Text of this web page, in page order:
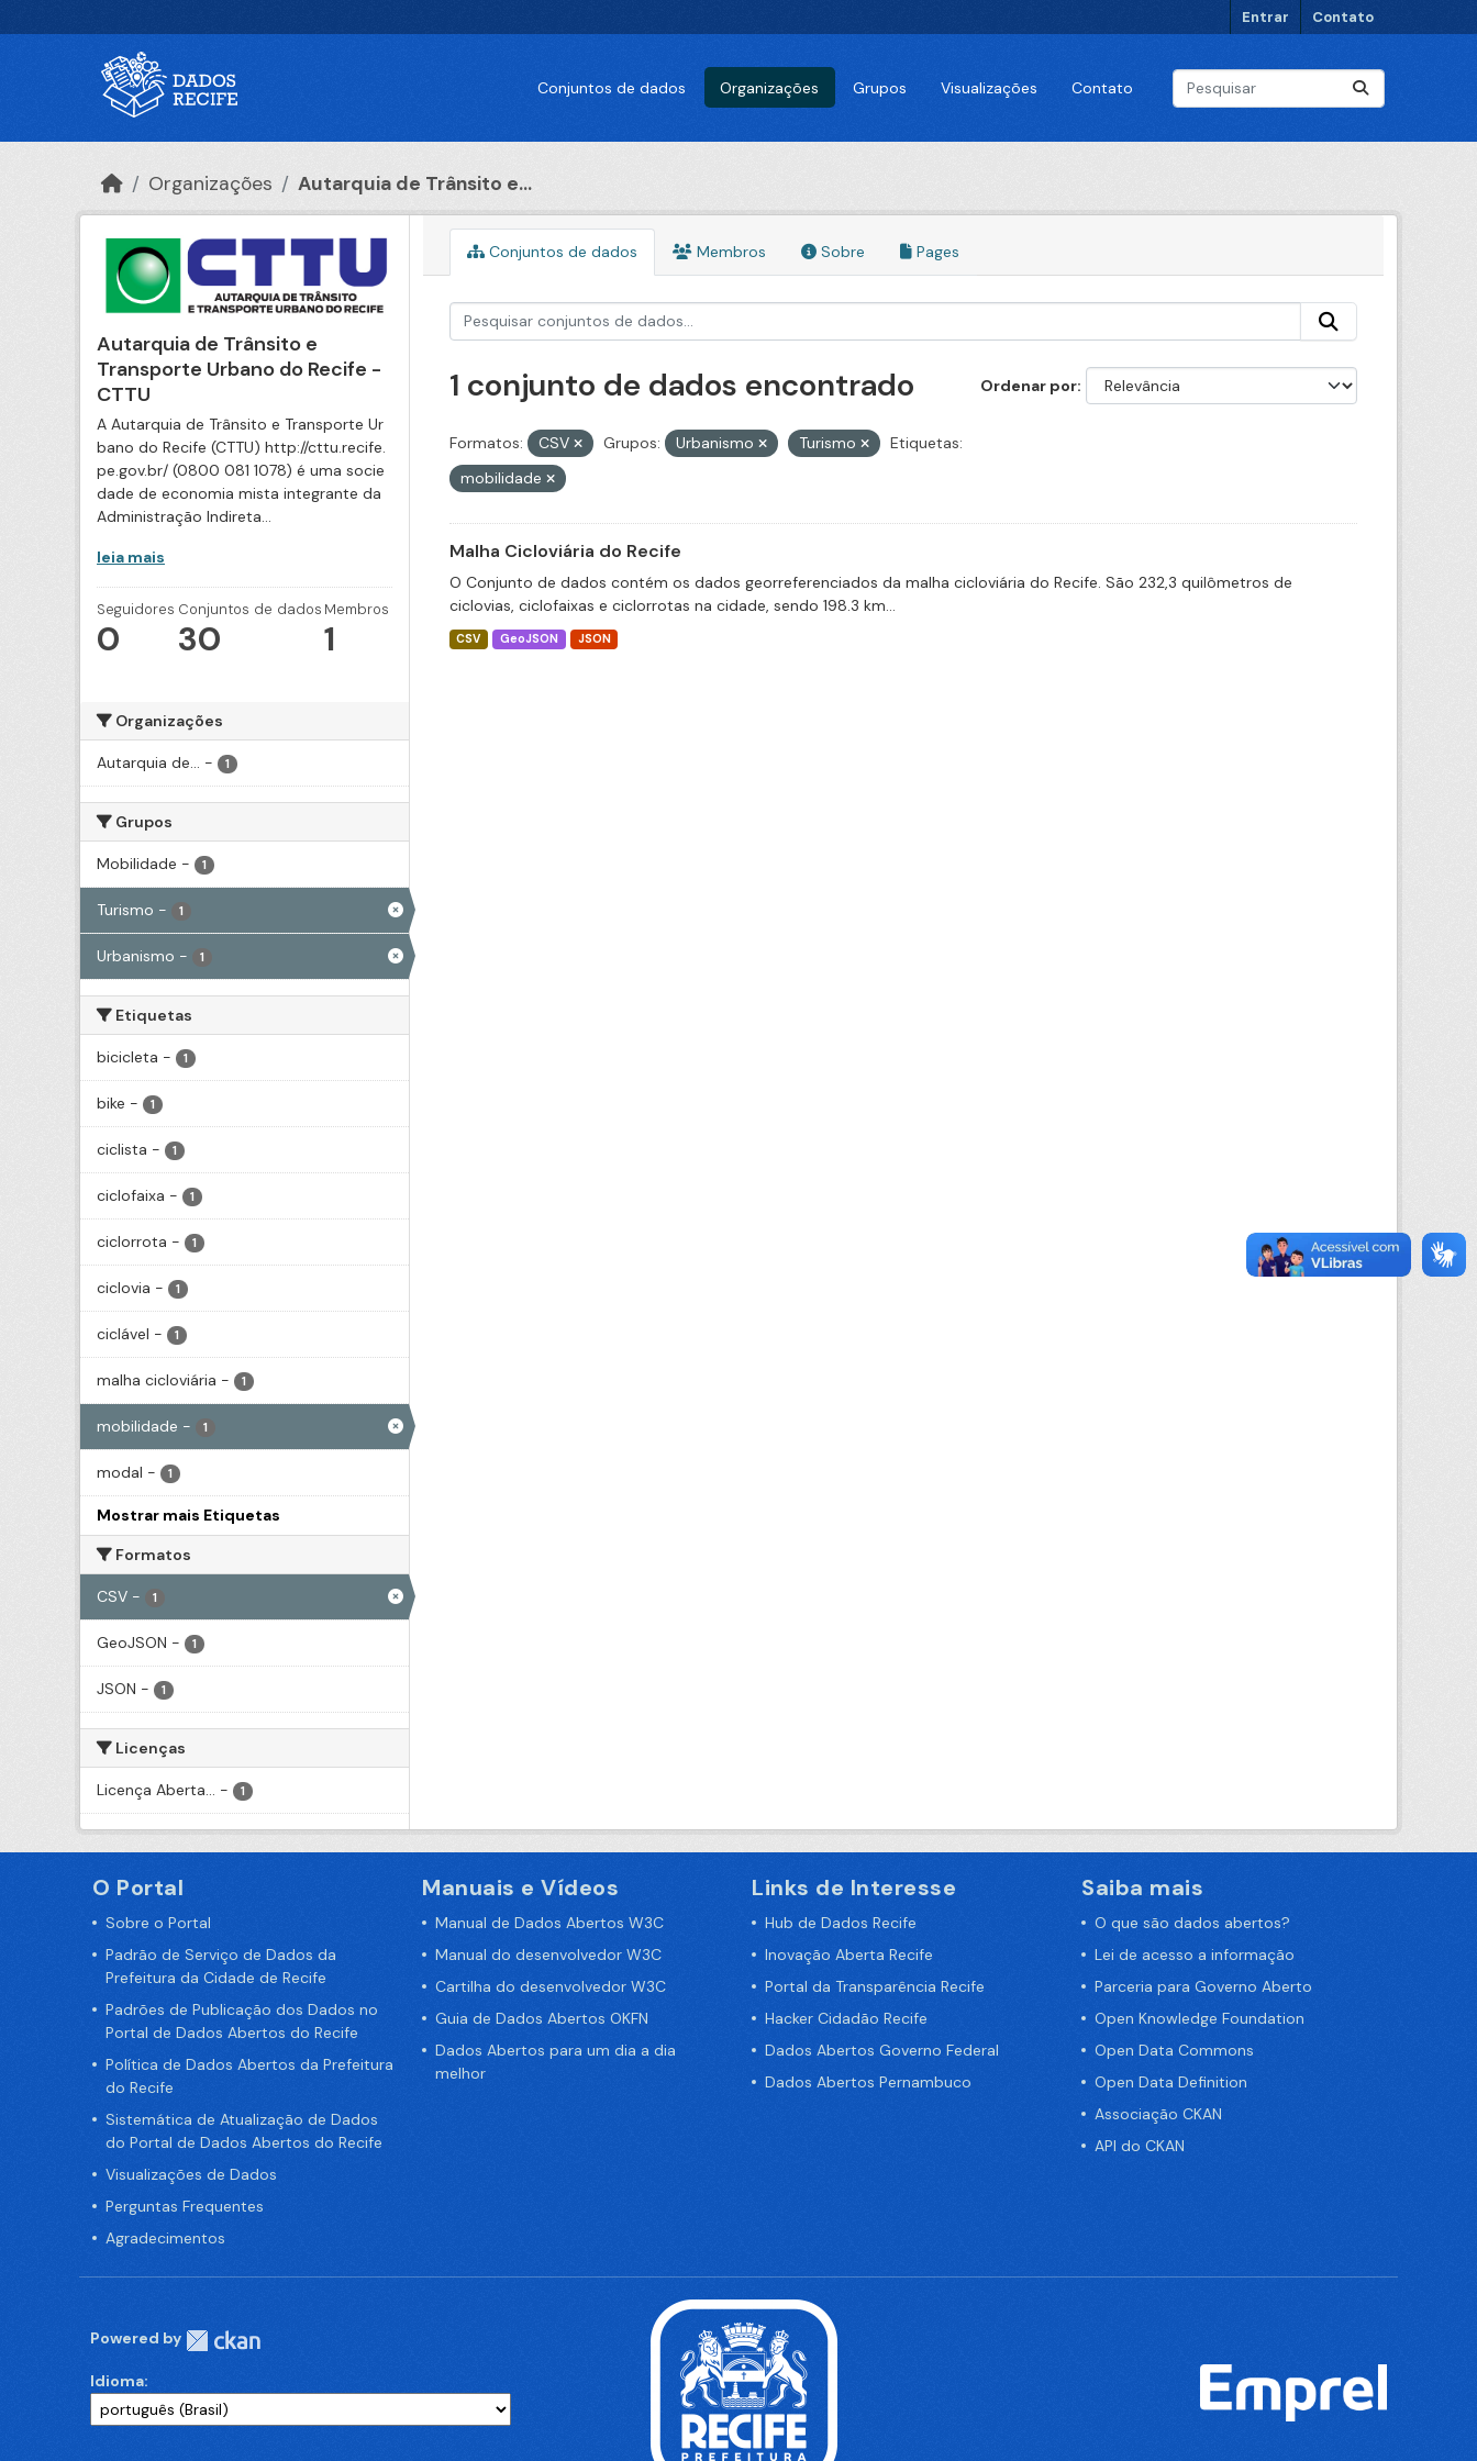
Entrar Contato
Conjuntos de dados Organizações Grupos Visualizações Contato
Organizações Autarquia de Trânsito e...
Autarquia de Trânsito e
Transporte Urbano do Recife -
CTTU
A Autarquia de Trânsito e Transporte Ur
bano do Recife (CTTU) http://cttu.recife.
pe.gov.br/ (0800 081 1078) é uma socie
dade de economia mista integrante da
Administração Indireta...
leia mais
Seguidores
0
Conjuntos de dados
30
Membros
1
Organizações
Autarquia de... - 1
Grupos
Mobilidade - 1
Turismo - 1
Urbanismo - 1
Etiquetas
bicicleta - 1
bike - 1
ciclista - 1
ciclofaixa - 1
ciclorrota - 1
ciclovia - 1
ciclável - 1
malha cicloviária - 1
mobilidade - 1
modal - 1
Mostrar mais Etiquetas
Formatos
CSV - 1
GeoJSON - 1
JSON - 1
Licenças
Licença Aberta... - 1
Conjuntos de dados Membros Sobre Pages
Ordenar por
1 conjunto de dados encontrado
Formatos: CSV Grupos: Urbanismo Turismo
Etiquetas:
mobilidade
Malha Cicloviária do Recife
O Conjunto de dados contém os dados georreferenciados da malha cicloviária do Recife. São 232,3 quilômetros de
ciclovias, ciclofaixas e ciclorrotas na cidade, sendo 198.3 km...
CSV GeoJSON JSON
O Portal
Sobre o Portal
Padrão de Serviço de Dados da
Prefeitura da Cidade de Recife
Padrões de Publicação dos Dados no
Portal de Dados Abertos do Recife
Política de Dados Abertos da Prefeitura
do Recife
Sistemática de Atualização de Dados
do Portal de Dados Abertos do Recife
Visualizações de Dados
Perguntas Frequentes
Agradecimentos
Manuais e Vídeos
Manual de Dados Abertos W3C
Manual do desenvolvedor W3C
Cartilha do desenvolvedor W3C
Guia de Dados Abertos OKFN
Dados Abertos para um dia a dia
melhor
Links de Interesse
Hub de Dados Recife
Inovação Aberta Recife
Portal da Transparência Recife
Hacker Cidadão Recife
Dados Abertos Governo Federal
Dados Abertos Pernambuco
Saiba mais
O que são dados abertos?
Lei de acesso a informação
Parceria para Governo Aberto
Open Knowledge Foundation
Open Data Commons
Open Data Definition
Associação CKAN
API do CKAN
Powered by
Idioma